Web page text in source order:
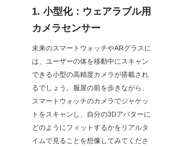
1. 小型化：ウェアラブル用
カメラセンサー
未来のスマートウォッチやARグラスに
は、ユーザーの体を移動中にスキャン
できる小型の高精度カメラが搭載され
るでしょう。服屋の前を歩きながら、
スマートウォッチのカメラでジャケッ
トをスキャンし、自分の3Dアバターに
どのようにフィットするかをリアルタ
イムで見ることを想像してみてくださ